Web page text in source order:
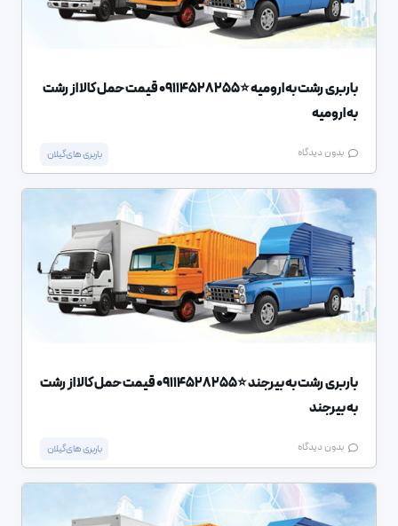
باربری رشت به ارومیه ⭐️09114528255 قیمت حمل کالا از رشت
به ارومیه
بدون دیدگاه باربری های گیلان
باربری رشت به بیرجند ⭐️09114528255 قیمت حمل کالا از رشت
به بیرجند
بدون دیدگاه باربری های گیلان